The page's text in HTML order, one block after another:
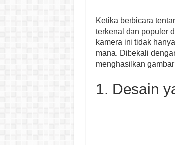
Ketika berbicara
terkenal dan populer
kamera ini tidak
mana. Dibekali
menghasilkan
1. Desain